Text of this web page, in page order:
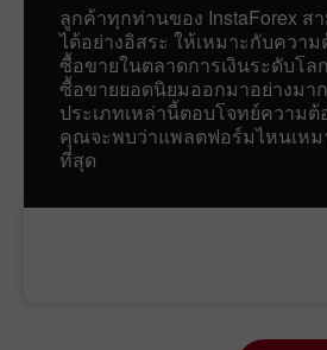
ลูกค้าทุกท่านของ InstaForex
ได้อย่างอิสระ ให้เหมาะกับควา
ซื้อขายในตลาดการเงินระดับโ
ซื้อขายยอดนิยมออกมาอย่างม
ประเภทเหล่านี้ตอบโจทย์ความ
คุณจะพบว่าแพลตฟอร์มไหนเหม
ที่สุด